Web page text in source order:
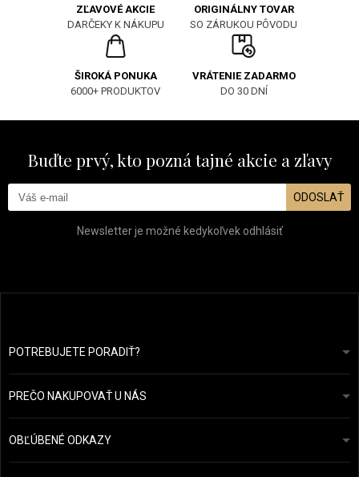
ZĽAVOVÉ AKCIE
DARČEKY K NÁKUPU
ORIGINÁLNY TOVAR
SO ZÁRUKOU PÔVODU
ŠIROKÁ PONUKA
6000+ PRODUKTOV
VRÁTENIE ZADARMO
DO 30 DNÍ
Buďte prvý, kto pozná tajné akcie a zľavy
ODOSLAŤ
Newsletter je možné kedykoľvek odhlásiť
POTREBUJETE PORADIŤ?info@prozdravevlasy.cz
Odpovieme do 24 hodín.
PREČO NAKUPOVAŤ U NÁS
Obchodní podmínky
Ochrana osobních údajů
Přehled plateb a dopravy
OBĽÚBENÉ ODKAZY
Náš příběh
Kérastase